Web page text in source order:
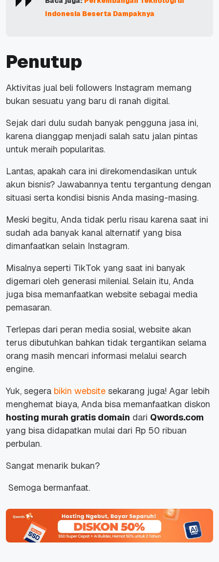
Indonesia Beserta Dampaknya
Penutup
Aktivitas jual beli followers Instagram memang
bukan sesuatu yang baru di ranah digital.
Sejak dari dulu sudah banyak pengguna jasa ini,
karena dianggap menjadi salah satu jalan pintas
untuk meraih popularitas.
Lantas, apakah cara ini direkomendasikan untuk
akun bisnis? Jawabannya tentu tergantung dengan
situasi serta kondisi bisnis Anda masing-masing.
Meski begitu, Anda tidak perlu risau karena saat ini
sudah ada banyak kanal alternatif yang bisa
dimanfaatkan selain Instagram.
Misalnya seperti TikTok yang saat ini banyak
digemari oleh generasi milenial. Selain itu, Anda
juga bisa memanfaatkan website sebagai media
pemasaran.
Terlepas dari peran media sosial, website akan
terus dibutuhkan bahkan tidak tergantikan selama
orang masih mencari informasi melalui search
engine.
Yuk, segera bikin website sekarang juga! Agar lebih
menghemat biaya, Anda bisa memanfaatkan diskon
hosting murah gratis domain dari Qwords.com
yang bisa didapatkan mulai dari Rp 50 ribuan
perbulan.
Sangat menarik bukan?
Semoga bermanfaat.